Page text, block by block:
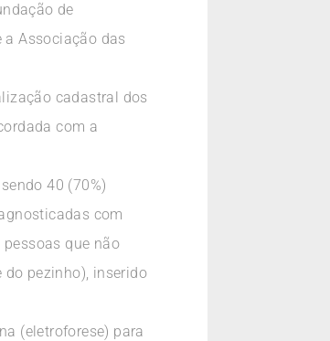
de
a Associação das
cadastral dos
com a
40 (70%)
com
que não
pezinho), inserido
(eletroforese) para